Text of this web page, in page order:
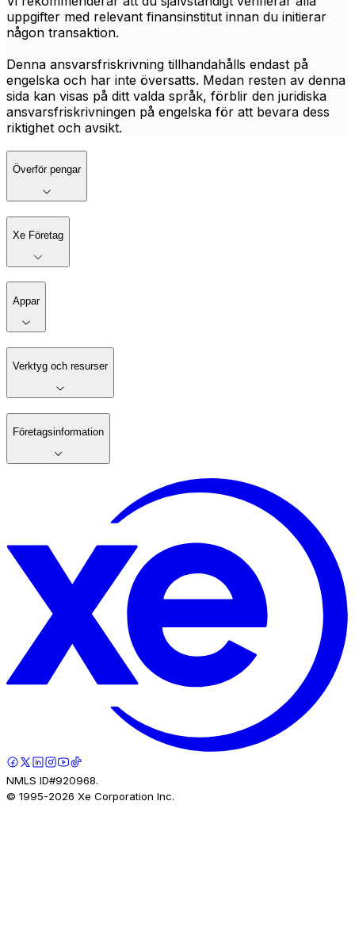
uppgifter med relevant finansinstitut innan du initierar
någon transaktion.
Denna ansvarsfriskrivning tillhandahålls endast på
engelska och har inte översatts. Medan resten av denna
sida kan visas på ditt valda språk, förblir den juridiska
ansvarsfriskrivningen på engelska för att bevara dess
riktighet och avsikt.
Överför pengar
Xe Företag
Appar
Verktyg och resurser
Företagsinformation
NMLS ID#920968.
© 1995-2026 Xe Corporation Inc.